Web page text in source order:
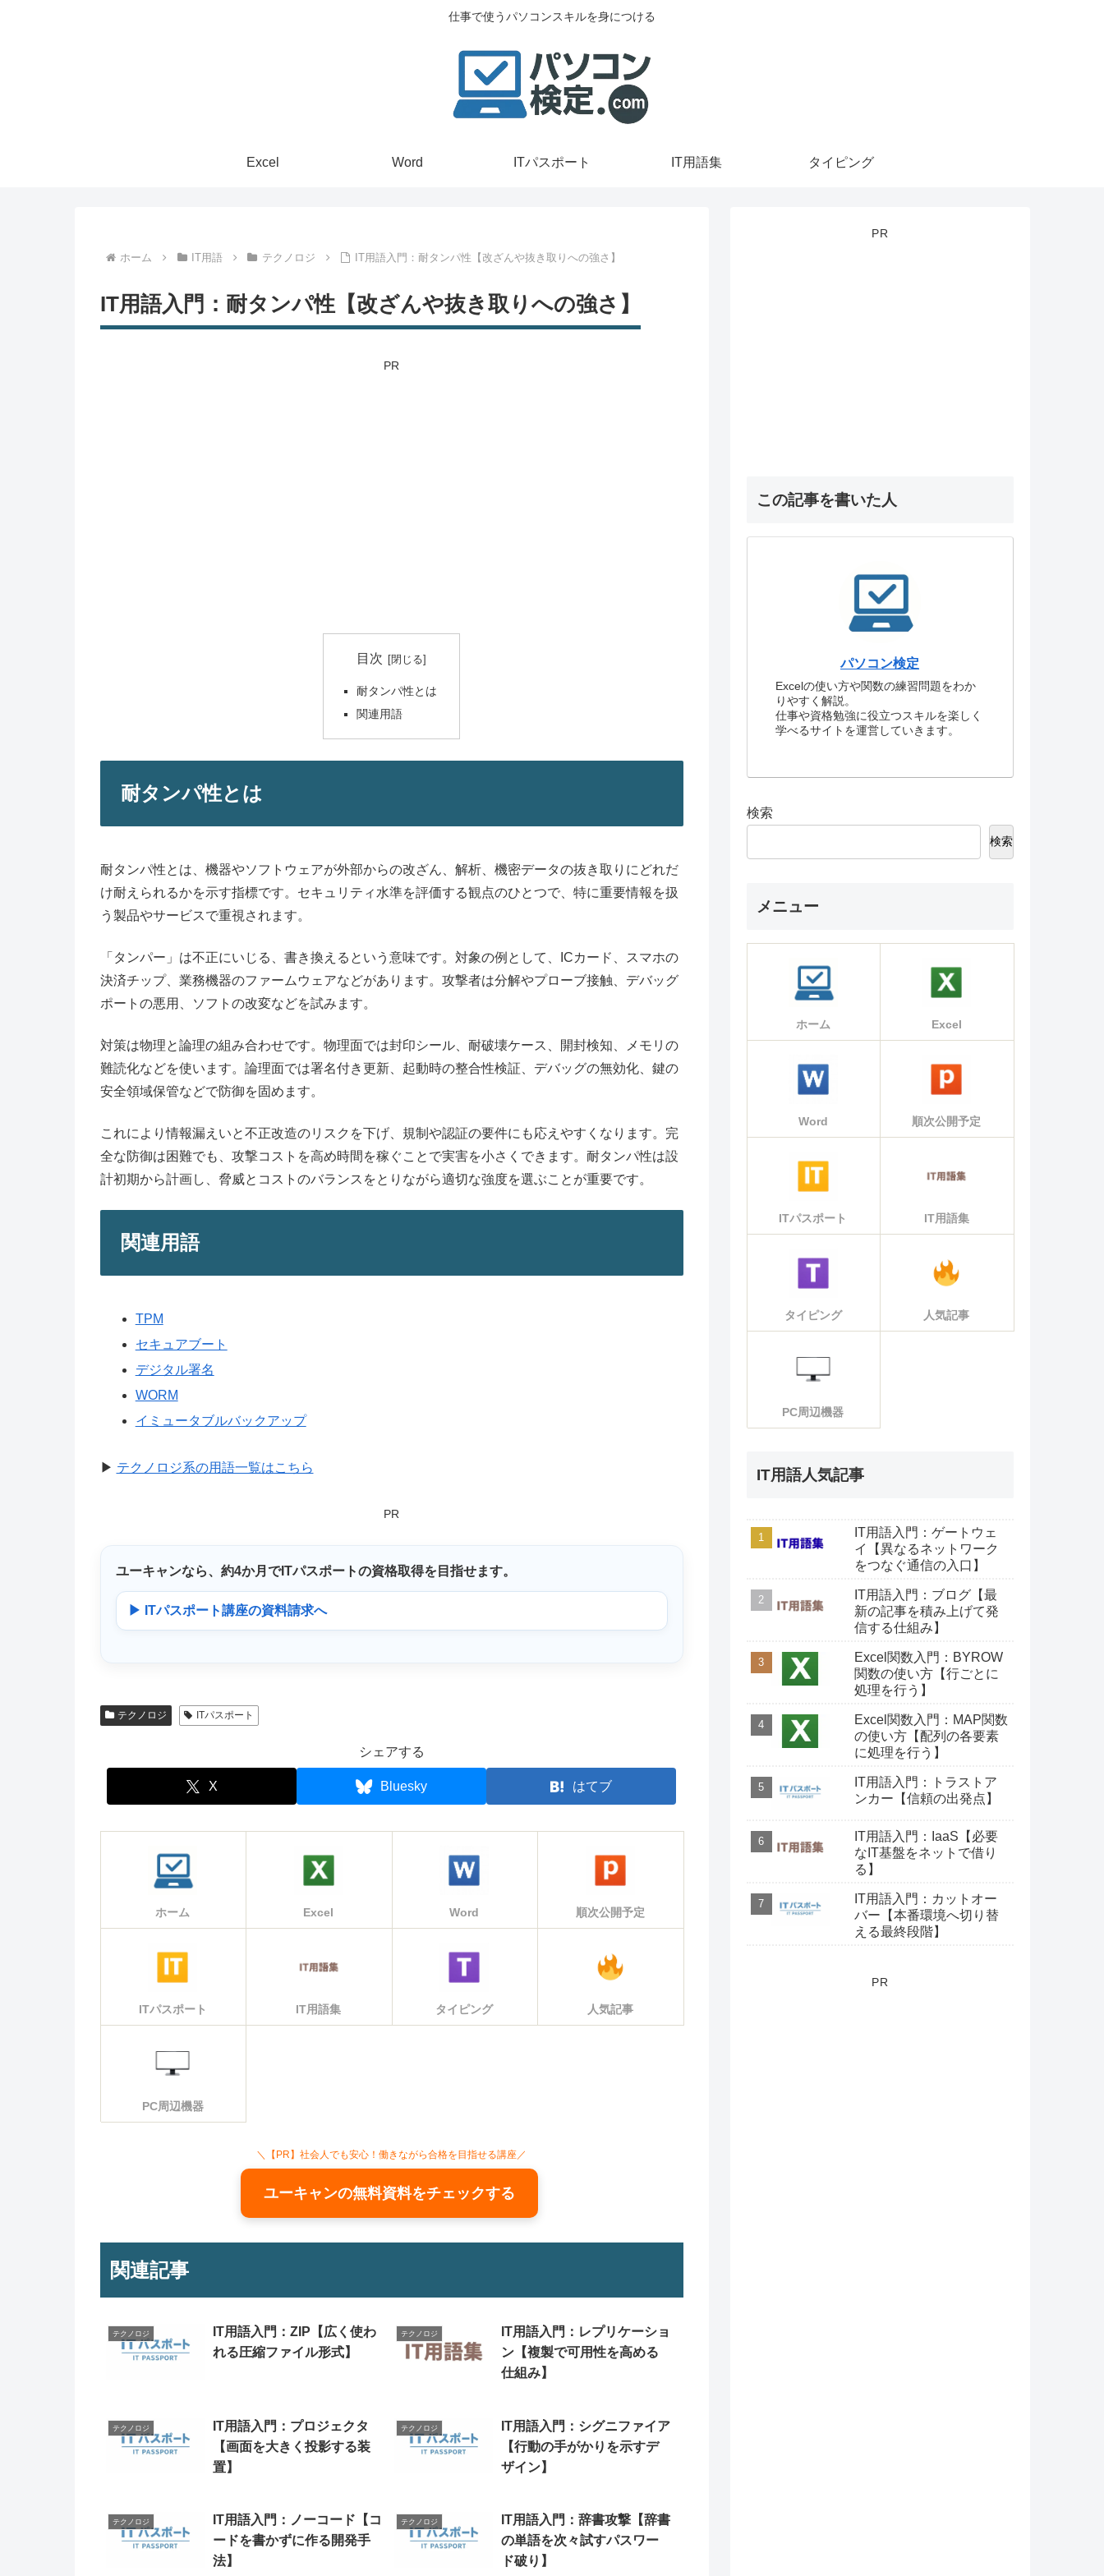
仕事で使うパソコンスキルを身につける
Excel Word ITパスポート IT用語集 タイピング
ホーム IT用語 テクノロジ IT用語入門：耐タンパ性【改ざんや抜き取りへの強さ】
IT用語入門：耐タンパ性【改ざんや抜き取りへの強さ】
PR
目次
耐タンパ性とは
関連用語
耐タンパ性とは
耐タンパ性とは、機器やソフトウェアが外部からの改ざん、解析、機密データの抜き取りにどれだ
け耐えられるかを示す指標です。セキュリティ水準を評価する観点のひとつで、特に重要情報を扱
う製品やサービスで重視されます。
「タンパー」は不正にいじる、書き換えるという意味です。対象の例として、ICカード、スマホの
決済チップ、業務機器のファームウェアなどがあります。攻撃者は分解やプローブ接触、デバッグ
ポートの悪用、ソフトの改変などを試みます。
対策は物理と論理の組み合わせです。物理面では封印シール、耐破壊ケース、開封検知、メモリの
難読化などを使います。論理面では署名付き更新、起動時の整合性検証、デバッグの無効化、鍵の
安全領域保管などで防御を固めます。
これにより情報漏えいと不正改造のリスクを下げ、規制や認証の要件にも応えやすくなります。完
全な防御は困難でも、攻撃コストを高め時間を稼ぐことで実害を小さくできます。耐タンパ性は設
計初期から計画し、脅威とコストのバランスをとりながら適切な強度を選ぶことが重要です。
関連用語
TPM
セキュアブート
デジタル署名
WORM
イミュータブルバックアップ
▶ テクノロジ系の用語一覧はこちら
PR
ユーキャンなら、 約4か月 でITパスポートの資格取得を目指せます。
▶ ITパスポート講座の資料請求へ
テクノロジ ITパスポート
シェアする
X Bluesky はてブ
ホーム Excel Word 順次公開予定
ITパスポート IT用語集 タイピング 人気記事
PC周辺機器
＼【PR】社会人でも安心！働きながら合格を目指せる講座／
ユーキャンの無料資料をチェックする
関連記事
テクノロジ
IT用語入門：ZIP【広く使わ
れる圧縮ファイル形式】
テクノロジ
IT用語入門：レプリケーショ
ン【複製で可用性を高める
仕組み】
テクノロジ
IT用語入門：プロジェクタ
【画面を大きく投影する装
置】
テクノロジ
IT用語入門：シグニファイア
【行動の手がかりを示すデ
ザイン】
テクノロジ
IT用語入門：ノーコード【コ
ードを書かずに作る開発手
法】
テクノロジ
IT用語入門：辞書攻撃【辞書
の単語を次々試すパスワー
ド破り】
PR
この記事を書いた人
パソコン検定
Excelの使い方や関数の練習問題をわか
りやすく解説。
仕事や資格勉強に役立つスキルを楽しく
学べるサイトを運営していきます。
検索
検索
メニュー
ホーム Excel
Word 順次公開予定
ITパスポート IT用語集
タイピング 人気記事
PC周辺機器
IT用語人気記事
IT用語入門：ゲートウェ
イ【異なるネットワーク
をつなぐ通信の入口】
IT用語入門：ブログ【最
新の記事を積み上げて発
信する仕組み】
Excel関数入門：BYROW
関数の使い方【行ごとに
処理を行う】
Excel関数入門：MAP関数
の使い方【配列の各要素
に処理を行う】
IT用語入門：トラストア
ンカー【信頼の出発点】
IT用語入門：IaaS【必要
なIT基盤をネットで借り
る】
IT用語入門：カットオー
バー【本番環境へ切り替
える最終段階】
PR